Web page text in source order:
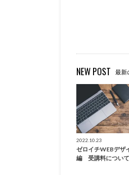
NEW POST 最新
2022.10.23
ゼロイチWEBデザ
編 受講料について